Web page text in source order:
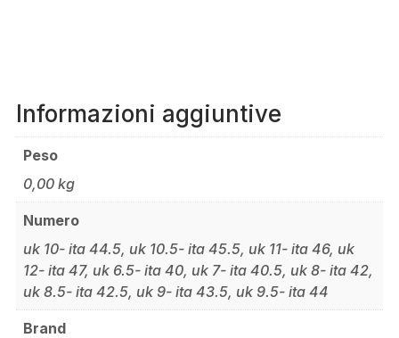
Informazioni aggiuntive
Peso
0,00 kg
Numero
uk 10- ita 44.5, uk 10.5- ita 45.5, uk 11- ita 46, uk
12- ita 47, uk 6.5- ita 40, uk 7- ita 40.5, uk 8- ita 42,
uk 8.5- ita 42.5, uk 9- ita 43.5, uk 9.5- ita 44
Brand